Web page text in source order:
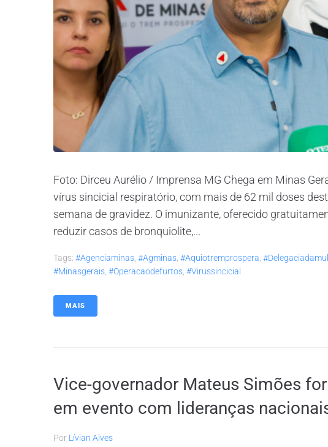
Foto: Dirceu Aurélio / Imprensa MG Chega em Minas
vírus sincicial respiratório, com mais de 62 mil doses
semana de gravidez. O imunizante, oferecido
reduzir casos de bronquiolite,...
Tags: #agenciaminas, #agminas, #aquiotremprospera,
#minasgerais, #operacaodefurtos, #virussincicial
MAIS
Vice-governador Mateus Simões
em evento com lideranças
Por Lívian Alves